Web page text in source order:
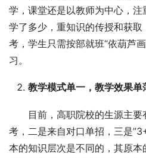
学，课堂还是以教师为中心，
学了多少，重知识的传授和获
考，学生只需按部就班“依葫芦
习。
教学模式单一，教学效果单
目前，高职院校的生源主
考，二是来自对口单招，三是
本的知识层次是不同的，其原